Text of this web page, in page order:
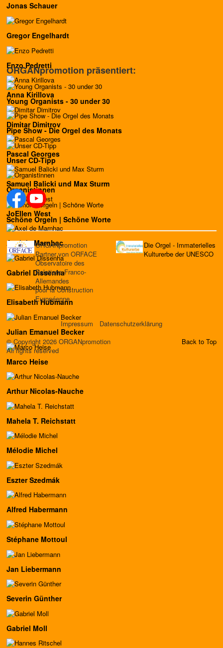
Jonas Schauer
Gregor Engelhardt
Enzo Pedretti
Anna Kirillova
Dimitar Dimitrov
Pascal Georges
Samuel Balicki und Max Sturm
JoEllen West
Axel de Marnhac
Gabriel Dissenha
Elisabeth Hubmann
Julian Emanuel Becker
Marco Heise
Arthur Nicolas-Nauche
Mahela T. Reichstatt
Mélodie Michel
Eszter Szedmák
Alfred Habermann
Stéphane Mottoul
Jan Liebermann
Severin Günther
Gabriel Moll
ORGANpromotion präsentiert:
Young Organists - 30 under 30
Pipe Show - Die Orgel des Monats
Unser CD-Tipp
Organistinnen
Schöne Orgeln | Schöne Worte
ORGANpromotion
Partner von ORFACE
Observatoire des
Relations Franco-
Allemandes
pour la Construction
Européenne
Die Orgel - Immaterielles
Kulturerbe der UNESCO
Impressum
Datenschutzerklärung
© Copyright 2026 ORGANpromotion
All rights reserved
Back to Top